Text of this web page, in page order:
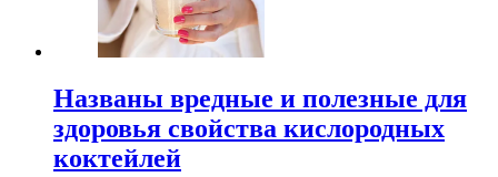
Названы вредные и полезные для
здоровья свойства кислородных
коктейлей